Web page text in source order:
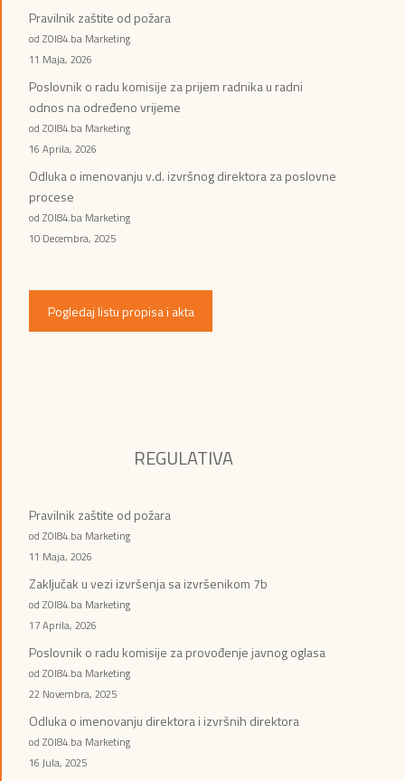
Pravilnik zaštite od požara
od ZOI84.ba Marketing
11 Maja, 2026
Poslovnik o radu komisije za prijem radnika u radni
odnos na određeno vrijeme
od ZOI84.ba Marketing
16 Aprila, 2026
Odluka o imenovanju v.d. izvršnog direktora za poslovne
procese
od ZOI84.ba Marketing
10 Decembra, 2025
Pogledaj listu propisa i akta
REGULATIVA
Pravilnik zaštite od požara
od ZOI84.ba Marketing
11 Maja, 2026
Zaključak u vezi izvršenja sa izvršenikom 7b
od ZOI84.ba Marketing
17 Aprila, 2026
Poslovnik o radu komisije za provođenje javnog oglasa
od ZOI84.ba Marketing
22 Novembra, 2025
Odluka o imenovanju direktora i izvršnih direktora
od ZOI84.ba Marketing
16 Jula, 2025